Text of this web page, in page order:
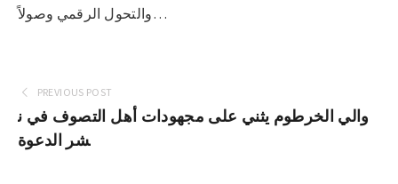
والتحول الرقمي وصولاً…
PREVIOUS POST
والي الخرطوم يثني على مجهودات أهل التصوف في ن
شر الدعوة